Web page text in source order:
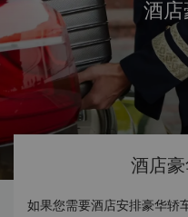
酒
酒店
如果您需要酒店安排豪华轿